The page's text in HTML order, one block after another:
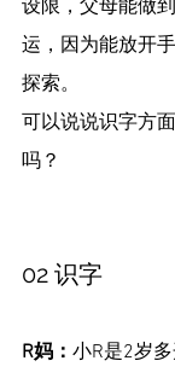
设限，父母能做
运，因为能放开
探索。
可以说说识字方
吗？
02 识字
R妈： 小R是2岁